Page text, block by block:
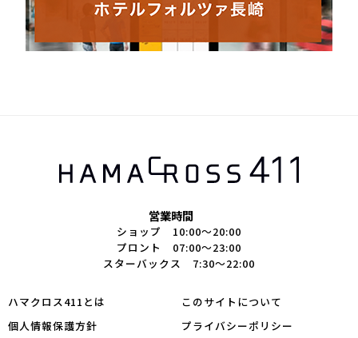
営業時間
ショップ 10:00～20:00
プロント 07:00～23:00
スターバックス 7:30～22:00
ハマクロス411とは
このサイトについて
個人情報保護方針
プライバシーポリシー